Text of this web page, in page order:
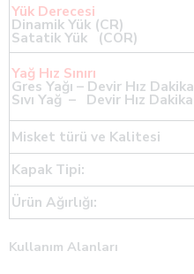
Yük Derecesi
Dinamik Yük (CR)
Satatik Yük (COR)
Yağ Hız Sınırı
Gres Yağı – Devir Hız Dakika
Sıvı Yağ – Devir Hız Dakika
Misket türü ve Kalitesi
Kapak Tipi:
Ürün Ağırlığı:
Kullanım Alanları